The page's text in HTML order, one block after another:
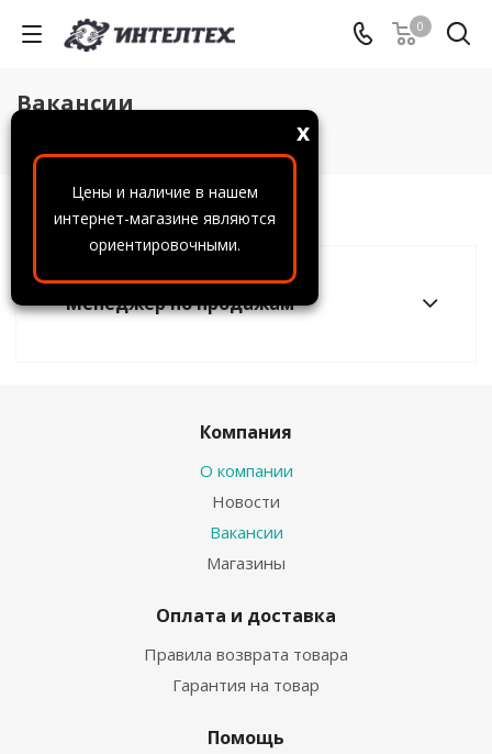
Цены и наличие в нашем
интернет-магазине являются
ориентировочными.
x
0
Вакансии
Вакансии
Отдел продаж
Менеджер по продажам
Компания
О компании
Новости
Вакансии
Магазины
Оплата и доставка
Правила возврата товара
Гарантия на товар
Помощь